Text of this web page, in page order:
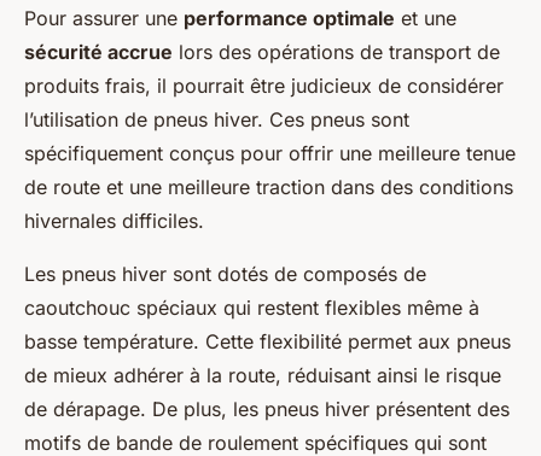
Pour assurer une performance optimale et une
sécurité accrue lors des opérations de transport de
produits frais, il pourrait être judicieux de considérer
l’utilisation de pneus hiver. Ces pneus sont
spécifiquement conçus pour offrir une meilleure tenue
de route et une meilleure traction dans des conditions
hivernales difficiles.
Les pneus hiver sont dotés de composés de
caoutchouc spéciaux qui restent flexibles même à
basse température. Cette flexibilité permet aux pneus
de mieux adhérer à la route, réduisant ainsi le risque
de dérapage. De plus, les pneus hiver présentent des
motifs de bande de roulement spécifiques qui sont